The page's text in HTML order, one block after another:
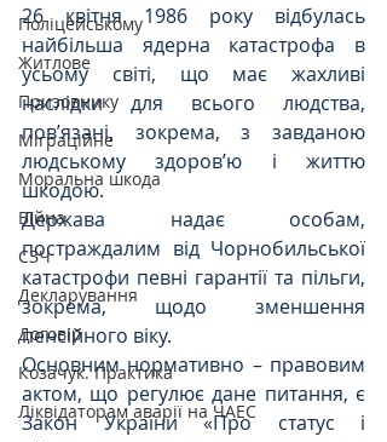
Поліцейському
Житлове
Призовнику
Міграційне
Моральна шкода
Війна
СЗЧ
Декларування
Договір
Козачук. Практика
Ліквідаторам аварії на ЧАЕС
26 квітня 1986 року відбулась
найбільша ядерна катастрофа в
усьому світі, що має жахливі
наслідки для всього людства,
пов’язані, зокрема, з завданою
людському здоров’ю і життю
шкодою.
Держава надає особам,
постраждалим від Чорнобильської
катастрофи певні гарантії та пільги,
зокрема, щодо зменшення
пенсійного віку.
Основним нормативно – правовим
актом, що регулює дане питання, є
Закон України «Про статус і